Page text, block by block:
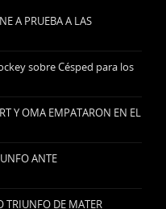
A PRUEBA A LAS
sobre Césped para los
Y OMA EMPATARON EN EL
ANTE
TRIUNFO DE MATER